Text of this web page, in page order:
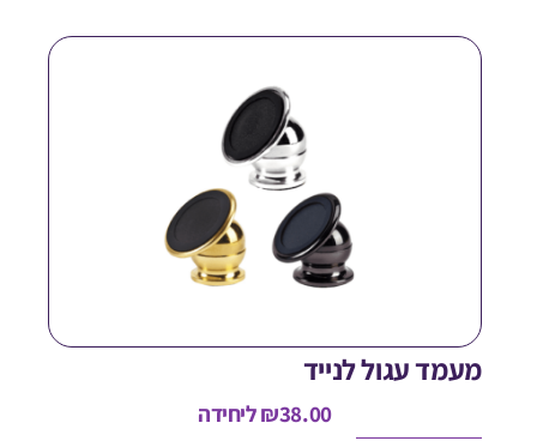
עגול לנייד
₪ליחידה